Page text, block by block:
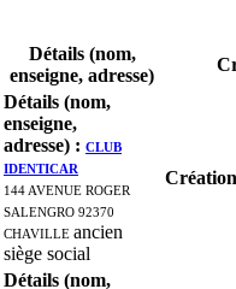
Détails (nom,
enseigne, adresse)
Détails (nom,
enseigne,
adresse) : CLUB
IDENTICAR
144 AVENUE ROGER
SALENGRO 92370
CHAVILLEancien
siège social
Création
Détails (nom,